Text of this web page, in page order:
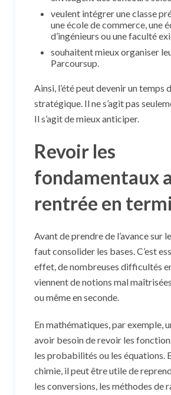
veulent intégrer une classe
une école de commerce, une
d’ingénieurs ou une faculté
souhaitent mieux organiser
Parcoursup.
Ainsi, l’été peut devenir un temps
stratégique. Il ne s’agit pas
Il s’agit de mieux anticiper.
Revoir les
fondamentaux
rentrée en
Avant de prendre de l’avance sur
faut consolider les bases. C’est
effet, de nombreuses difficultés
viennent de notions mal
ou même en seconde.
En mathématiques, par exemple,
avoir besoin de revoir les
les probabilités ou les équations.
chimie, il peut être utile de
les conversions, les méthodes de